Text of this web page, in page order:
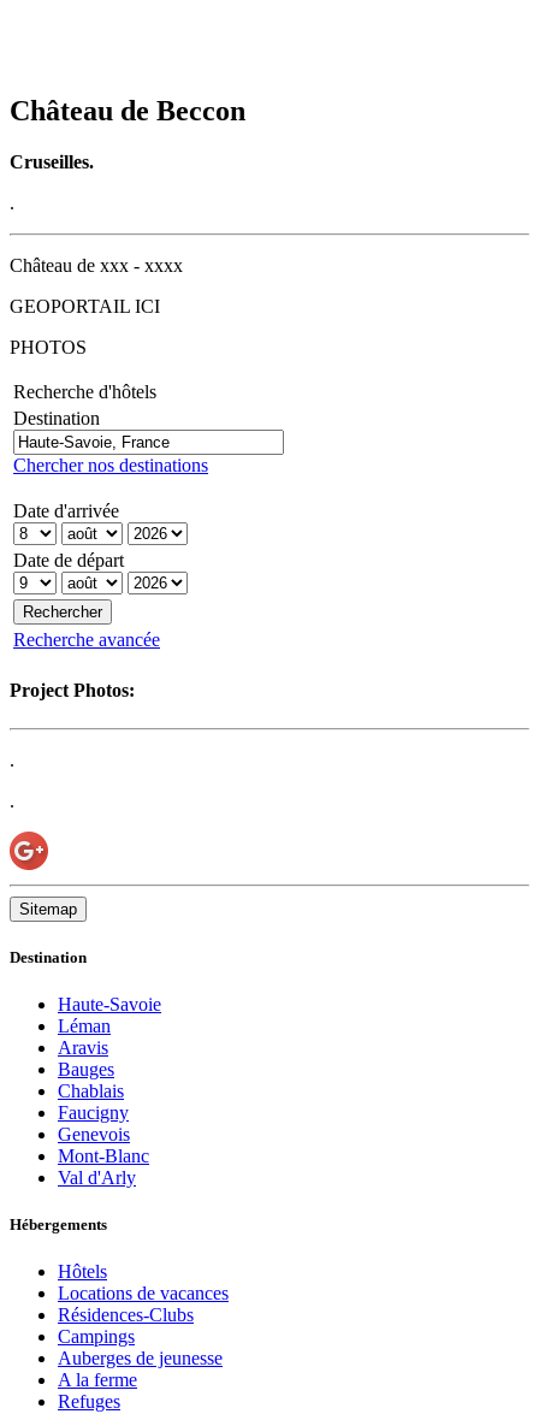
Château de Beccon
Cruseilles.
.
Château de xxx - xxxx
GEOPORTAIL ICI
PHOTOS
Recherche d'hôtels
Destination
Chercher nos destinations
Date d'arrivée
Date de départ
Recherche avancée
Project Photos:
.
.
Sitemap
Destination
Haute-Savoie
Léman
Aravis
Bauges
Chablais
Faucigny
Genevois
Mont-Blanc
Val d'Arly
Hébergements
Hôtels
Locations de vacances
Résidences-Clubs
Campings
Auberges de jeunesse
A la ferme
Refuges